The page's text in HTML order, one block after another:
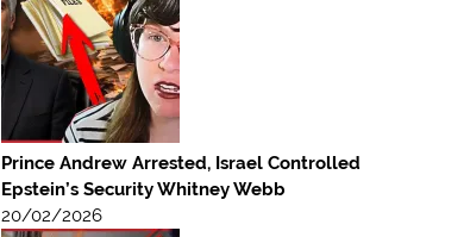
Prince Andrew Arrested, Israel Controlled
Epstein’s Security Whitney Webb
20/02/2026